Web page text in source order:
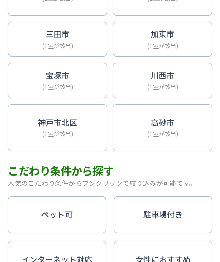
三田市
(1室が該当)
加東市
(1室が該当)
宝塚市
(1室が該当)
川西市
(1室が該当)
神戸市北区
(1室が該当)
高砂市
(1室が該当)
こだわり条件から探す
人気のこだわり条件からワンクリックで絞り込みが可能です。
ペット可 駐車場付き
インターネット対応 女性におすすめ